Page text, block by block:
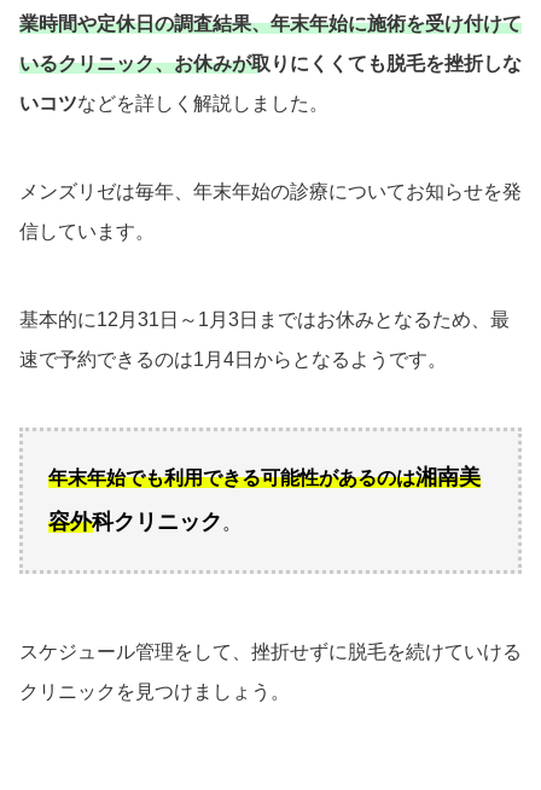
業時間や定休日の調査結果、年末年始に施術を受け付けて
いるクリニック、お休みが取りにくくても脱毛を挫折しな
いコツなどを詳しく解説しました。
メンズリゼは毎年、年末年始の診療についてお知らせを発
信しています。
基本的に12月31日～1月3日まではお休みとなるため、最
速で予約できるのは1月4日からとなるようです。
年末年始でも利用できる可能性があるのは湘南美
容外科クリニック 。
スケジュール管理をして、挫折せずに脱毛を続けていける
クリニックを見つけましょう。